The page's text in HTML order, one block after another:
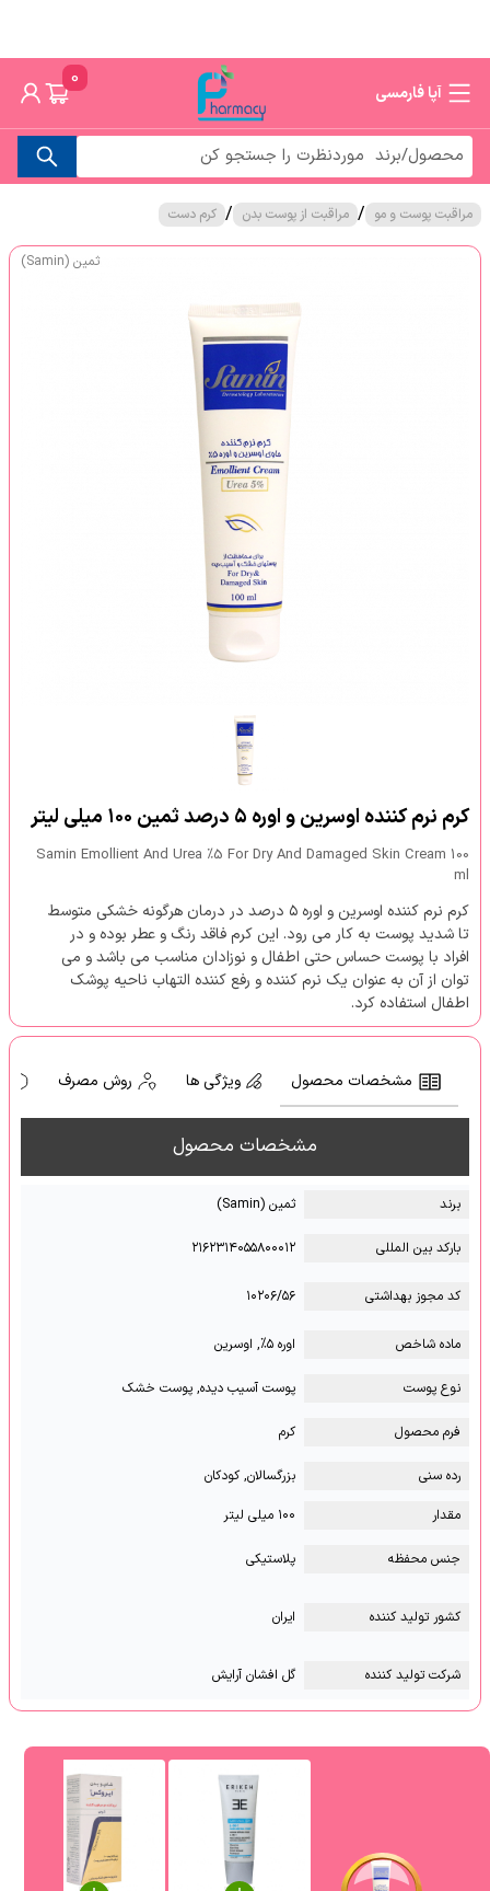
آپا فارمسی
0
مراقبت پوست و مو / مراقبت از پوست بدن / کرم دست
ثمین (Samin)
کرم نرم کننده اوسرین و اوره ۵ درصد ثمین ۱۰۰ میلی لیتر
Samin Emollient And Urea %5 For Dry And Damaged Skin Cream 100
ml
کرم نرم کننده اوسرین و اوره ۵ درصد در درمان هرگونه خشکی متوسط
تا شدید پوست به کار می رود. این کرم فاقد رنگ و عطر بوده و در
افراد با پوست حساس حتی اطفال و نوزادان مناسب می باشد و می
توان از آن به عنوان یک نرم کننده و رفع کننده التهاب ناحیه پوشک
اطفال استفاده کرد.
مشخصات محصول ویژگی ها روش مصرف
مشخصات محصول
برند ثمین (Samin)
بارکد بین المللی ۲۱۶۲۳۱۴۰۵۵۸۰۰۰۱۲
کد مجوز بهداشتی ۱۰۲۰۶/۵۶
ماده شاخص اوره ۵%, اوسرین
نوع پوست پوست آسیب دیده, پوست خشک
فرم محصول کرم
رده سنی
بزرگسالان, کودکان
مقدار
۱۰۰ میلی لیتر
جنس محفظه پلاستیکی
کشور تولید کننده ایران
شرکت تولید کننده گل افشان آرایش